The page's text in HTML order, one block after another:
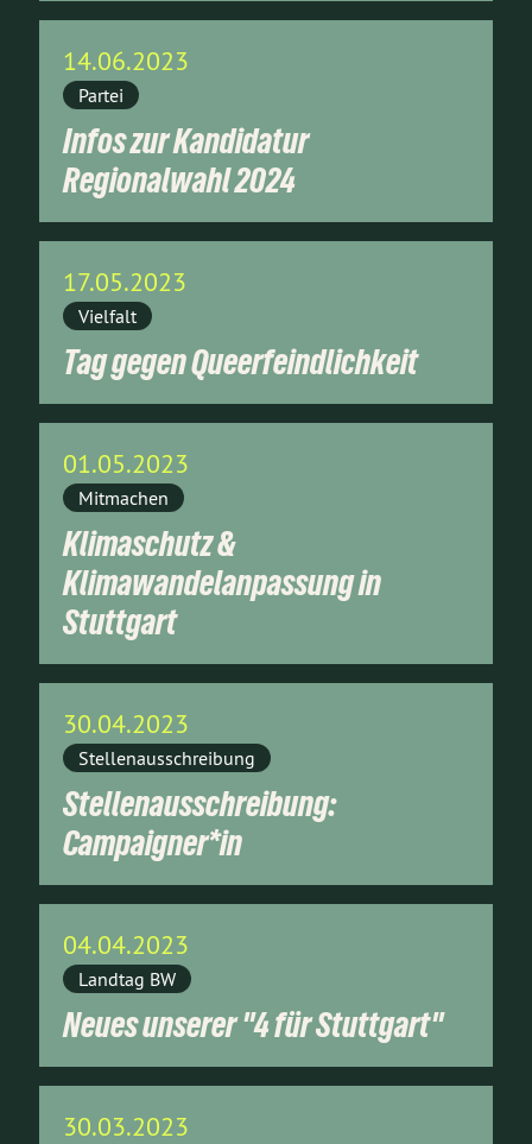
14.06.2023
Partei
Infos zur Kandidatur
Regionalwahl 2024
17.05.2023
Vielfalt
Tag gegen Queerfeindlichkeit
01.05.2023
Mitmachen
Klimaschutz &
Klimawandelanpassung in
Stuttgart
30.04.2023
Stellenausschreibung
Stellenausschreibung:
Campaigner*in
04.04.2023
Landtag BW
Neues unserer "4 für Stuttgart"
30.03.2023